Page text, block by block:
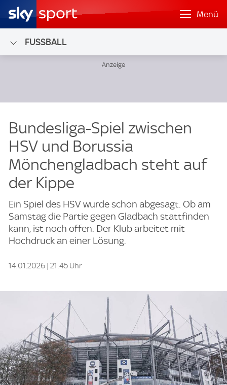
Menü
FUSSBALL
Bundesliga-Spiel zwischen
HSV und Borussia
Mönchengladbach steht auf
der Kippe
Ein Spiel des HSV wurde schon abgesagt. Ob am
Samstag die Partie gegen Gladbach stattfinden
kann, ist noch offen. Der Klub arbeitet mit
Hochdruck an einer Lösung.
14.01.2026 | 21:45 Uhr